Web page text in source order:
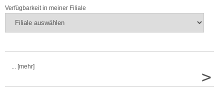
Verfügbarkeit in meiner Filiale
... [mehr]
>